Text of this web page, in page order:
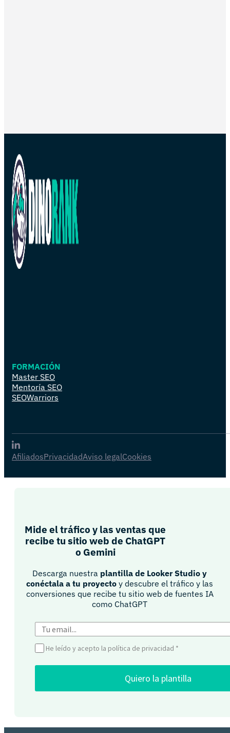
FORMACIÓN
Master SEO
Mentoría SEO
SEOWarriors
AfiliadosPrivacidadAviso legalCookies
Mide el tráfico y las ventas que
recibe tu sitio web de ChatGPT
o Gemini​
Descarga nuestra plantilla de Looker Studio y
conéctala a tu proyecto y descubre el tráfico y las
conversiones que recibe tu sitio web de fuentes IA
como ChatGPT​
He leído y acepto la política de privacidad *
Quiero la plantilla